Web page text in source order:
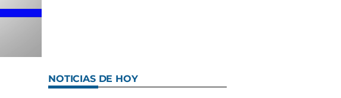
NOTICIAS DE HOY